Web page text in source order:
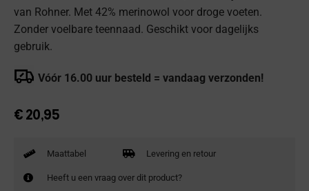
van Rohner. Met 42% merinowol voor droge voeten.
Zonder voelbare teennaad. Geschikt voor dagelijks
gebruik.
Vóór 16.00 uur besteld = vandaag verzonden!
€ 20,95
Maattabel Levering en retour
Heeft u een vraag over dit product?